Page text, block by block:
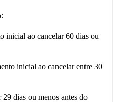
inicial ao cancelar 60 dias ou
inicial ao cancelar entre 30
29 dias ou menos antes do